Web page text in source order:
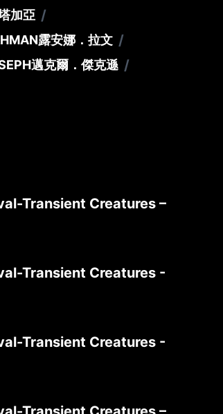
加亞 /
露安娜．拉文 /
邁克爾．傑克遜 /
Transient Creatures –
Transient Creatures -
Transient Creatures -